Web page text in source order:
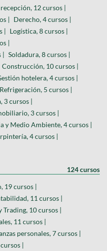
12 cursos |
| Derecho, 4 cursos |
| Logística, 8 cursos |
|
| Soldadura, 8 cursos |
Construcción, 10 cursos |
hotelera, 4 cursos |
Refrigeración, 5 cursos |
3 cursos |
3 cursos |
y Medio Ambiente, 4 cursos |
4 cursos |
124 cursos
19 cursos |
11 cursos |
Trading, 10 cursos |
11 cursos |
personales, 7 cursos |
|